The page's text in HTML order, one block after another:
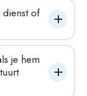
dienst of
je hem